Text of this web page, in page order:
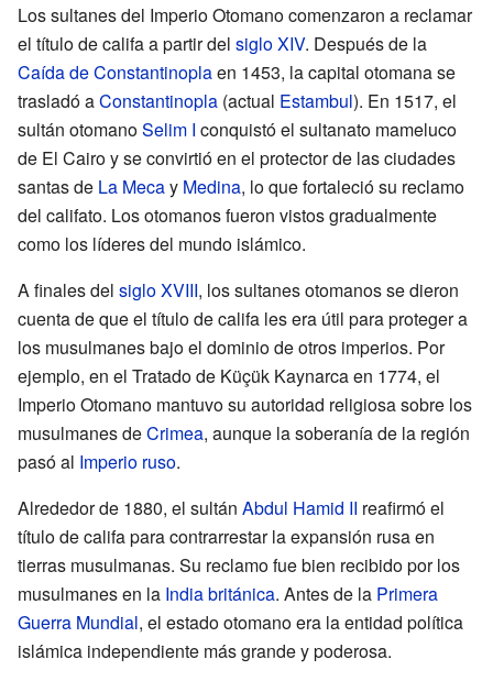
Los sultanes del Imperio Otomano comenzaron a reclamar
el título de califa a partir del siglo XIV. Después de la
Caída de Constantinoplaen 1453, la capital otomana se
trasladó aConstantinopla (actual Estambul). En 1517, el
sultán otomanoSelim I conquistó el sultanato mameluco
de El Cairo y se convirtió en el protector de las ciudades
santas de La Mecay Medina, lo que fortaleció su reclamo
del califato. Los otomanos fueron vistos gradualmente
como los líderes del mundo islámico.
A finales del siglo XVIII, los sultanes otomanos se dieron
cuenta de que el título de califa les era útil para proteger a
los musulmanes bajo el dominio de otros imperios. Por
ejemplo, en el Tratado de Küçük Kaynarca en 1774, el
Imperio Otomano mantuvo su autoridad religiosa sobre los
musulmanes deCrimea, aunque la soberanía de la región
pasó al Imperio ruso.
Alrededor de 1880, el sultán Abdul Hamid II reafirmó el
título de califa para contrarrestar la expansión rusa en
tierras musulmanas. Su reclamo fue bien recibido por los
musulmanes en la India británica. Antes de la Primera
Guerra Mundial, el estado otomano era la entidad política
islámica independiente más grande y poderosa.